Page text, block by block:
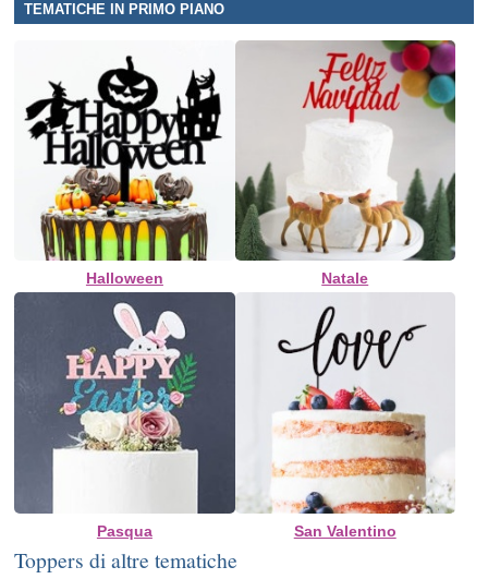
TEMATICHE IN PRIMO PIANO
Halloween Natale
Pasqua San Valentino
Toppers di altre tematiche